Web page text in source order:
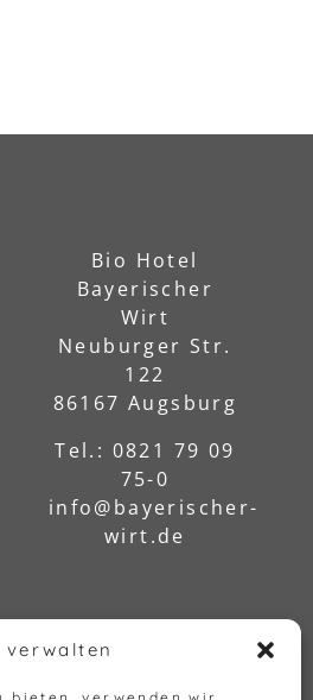
Bio Hotel
Bayerischer
Wirt
Neuburger Str.
122
86167 Augsburg
Tel.: 0821 79 09
75-0
info@bayerischer-
wirt.de